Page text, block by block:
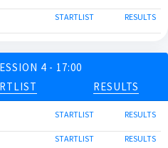
STARTLIST RESULTS
4 - 17:00
RESULTS
STARTLIST RESULTS
STARTLIST RESULTS